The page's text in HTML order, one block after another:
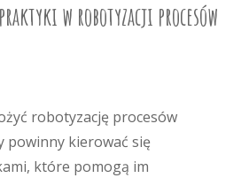
w robotyzacji procesów
robotyzację procesów
powinny kierować się
które pomogą im